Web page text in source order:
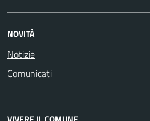
NOVITÀ
Notizie
Comunicati